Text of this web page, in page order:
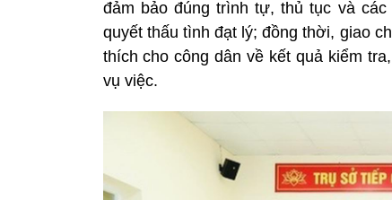
đảm bảo đúng trình tự, thủ tục và
quyết thấu tình đạt lý; đồng thời, giao
thích cho công dân về kết quả kiểm
vụ việc.